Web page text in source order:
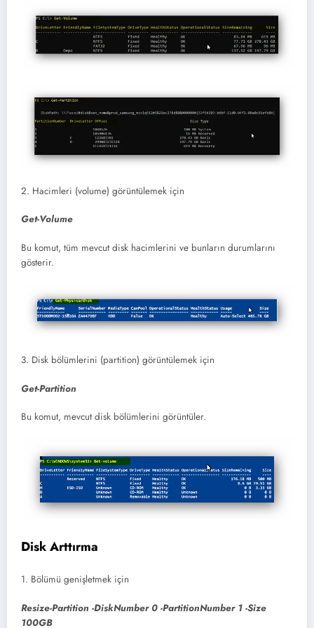
2. Hacimleri (volume) görüntülemek için
Get-Volume
Bu komut, tüm mevcut disk hacimlerini ve bunların durumlarını
gösterir.
3. Disk bölümlerini (partition) görüntülemek için
Get-Partition
Bu komut, mevcut disk bölümlerini görüntüler.
Disk Arttırma
1. Bölümü genişletmek için
Resize-Partition -DiskNumber 0 -PartitionNumber 1 -Size
100GB